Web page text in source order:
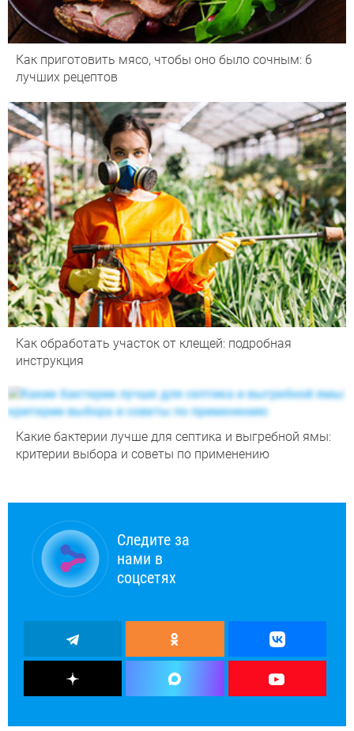
Как приготовить мясо, чтобы оно было сочным: 6
лучших рецептов
Как обработать участок от клещей: подробная
инструкция
Какие бактерии лучше для септика и выгребной ямы:
критерии выбора и советы по применению
Следите за
нами в
соцсетях